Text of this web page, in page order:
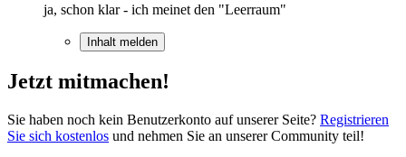
ja, schon klar - ich meinet den "Leerraum"
Inhalt melden
Jetzt mitmachen!
Sie haben noch kein Benutzerkonto auf unserer Seite? Registrieren
Sie sich kostenlos und nehmen Sie an unserer Community teil!